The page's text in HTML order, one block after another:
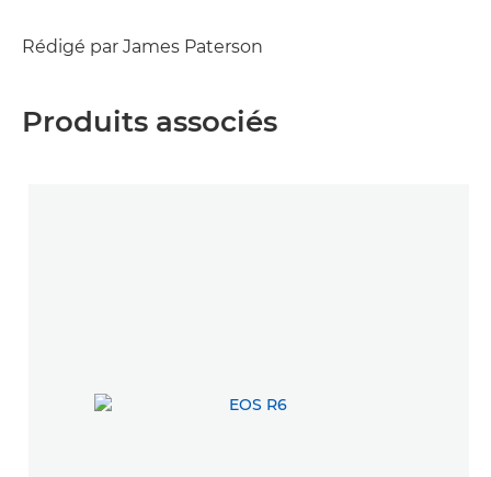
Rédigé par James Paterson
Produits associés